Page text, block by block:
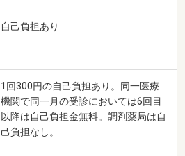
自己負担あり
1回300円の自己負担あり。同一医療
機関で同一月の受診においては6回目
以降は自己負担金無料。調剤薬局は自
己負担なし。